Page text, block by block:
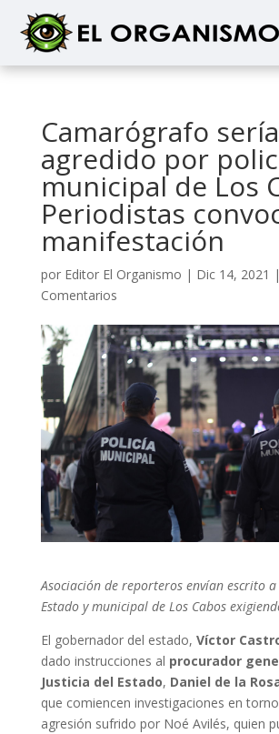
Camarógrafo sería
agredido por
municipal de Los
Periodistas
manifestación
por Editor El Organismo | Dic 14, 2021 |
Comentarios
Asociación de reporteros envían escrito
Estado y municipal de Los Cabos
El gobernador del estado, Víctor
dado instrucciones al procurador
Justicia del Estado, Daniel de la
que comiencen investigaciones en
agresión sufrido por Noé Avilés, quien